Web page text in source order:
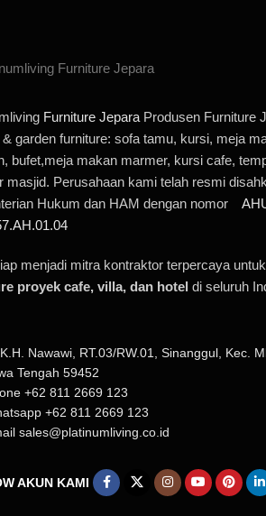
Furniture Jepara Produsen Furniture
& garden furniture: sofa tamu, kursi, meja
bufet,meja makan marmer, kursi cafe,
masjid. Perusahaan kami telah resmi
Hukum dan HAM dengan nomor
menjadi mitra kontraktor terpercaya
proyek cafe, villa, dan hotel di seluruh
Nawawi, RT.03/RW.01, Sinanggul, Kec.
Tengah 59452
+62 811 2669 123
+62 811 2669 123
sales@platinumliving.co.id
AKUN KAMI